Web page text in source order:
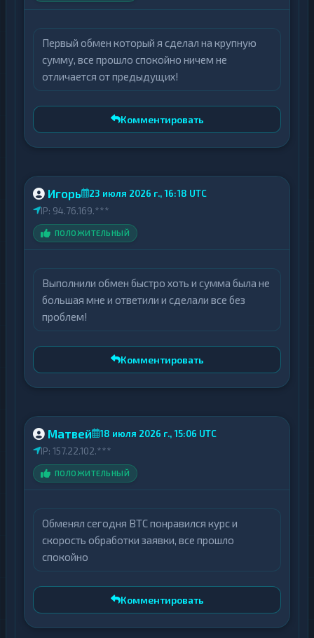
обслуживания и развитию функционала на
основе обратной связи от клиентов. На
данной странице мониторинга размещён
публикуют реальный опыт взаимодействия
с платформой. Перед началом работы
рекомендуется ознакомиться с
успешного завершения обмена — оставить
собственный комментарий. Это помогает
формировать объективное представление о
сервисе и способствует повышению
Первый обмен который я сделал на крупную
сумму, все прошло спокойно ничем не
отличается от предыдущих!
Комментировать
Игорь
23 июля 2026 г., 16:18 UTC
IP: 94.76.169.***
ПОЛОЖИТЕЛЬНЫЙ
Выполнили обмен быстро хоть и сумма была не
большая мне и ответили и сделали все без
проблем!
Комментировать
Матвей
18 июля 2026 г., 15:06 UTC
IP: 157.22.102.***
ПОЛОЖИТЕЛЬНЫЙ
Обменял сегодня BTC понравился курс и
скорость обработки заявки, все прошло
спокойно
Комментировать